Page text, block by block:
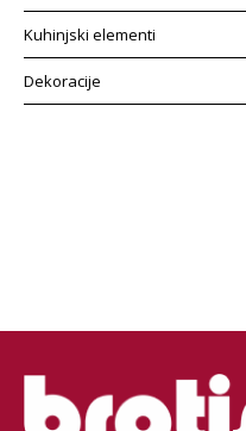
Kuhinjski elementi
Dekoracije